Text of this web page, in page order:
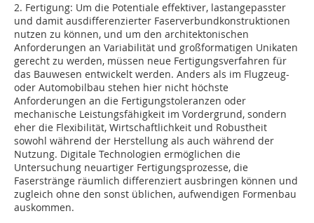
2. Fertigung: Um die Potentiale effektiver, lastangepasster
und damit ausdifferenzierter Faserverbundkonstruktionen
nutzen zu können, und um den architektonischen
Anforderungen an Variabilität und großformatigen Unikaten
gerecht zu werden, müssen neue Fertigungsverfahren für
das Bauwesen entwickelt werden. Anders als im Flugzeug-
oder Automobilbau stehen hier nicht höchste
Anforderungen an die Fertigungstoleranzen oder
mechanische Leistungsfähigkeit im Vordergrund, sondern
eher die Flexibilität, Wirtschaftlichkeit und Robustheit
sowohl während der Herstellung als auch während der
Nutzung. Digitale Technologien ermöglichen die
Untersuchung neuartiger Fertigungsprozesse, die
Faserstränge räumlich differenziert ausbringen können und
zugleich ohne den sonst üblichen, aufwendigen Formenbau
auskommen.